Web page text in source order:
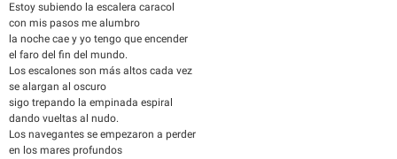
Estoy subiendo la escalera caracol
con mis pasos me alumbro
la noche cae y yo tengo que encender
el faro del fin del mundo.
Los escalones son más altos cada vez
se alargan al oscuro
sigo trepando la empinada espiral
dando vueltas al nudo.
Los navegantes se empezaron a perder
en los mares profundos